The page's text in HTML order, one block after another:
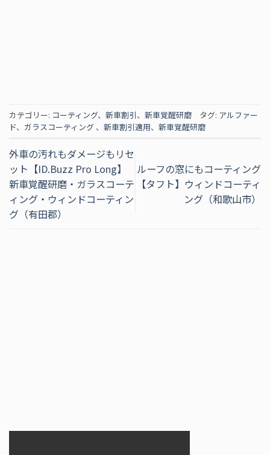
カテゴリー: コーティング、 新車割引、 新車覚醒研磨 タグ: アルファー
ド、 ガラスコーティング 、 新車割引適用、 新車覚醒研磨
外車の汚れもダメージもリセ
ット【ID.Buzz Pro Long】
新車覚醒研磨・ガラスコーテ
ィング・ウィンドコーティン
グ（有田郡）
ルーフの窓にもコーティング
【タフト】ウィンドコーティ
ング（和歌山市）